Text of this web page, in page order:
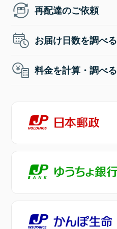
再配達のご依頼
お届け日数を調べる
料金を計算・調べる